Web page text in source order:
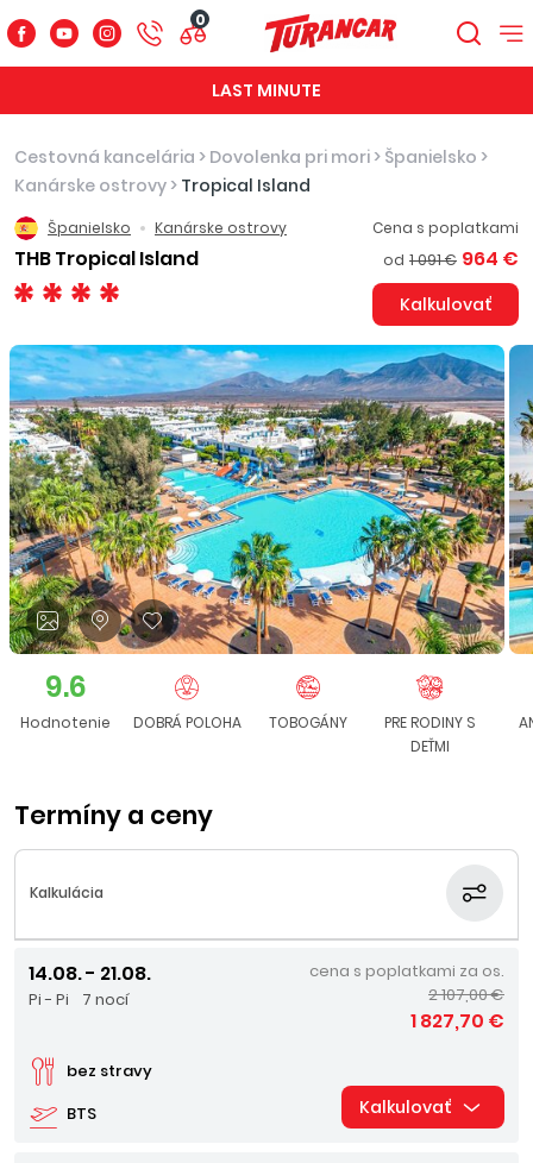
0
LAST MINUTE
Cestovná kancelária > Dovolenka pri mori > Španielsko >
Kanárske ostrovy > Tropical Island
Španielsko Kanárske ostrovy
THB Tropical Island
Cena s poplatkami
od 1 091 € 964 €
Kalkulovať
9.6
Hodnotenie DOBRÁ POLOHA TOBOGÁNY
PRE RODINY S
DEŤMI
Termíny a ceny
Kalkulácia
14.08. - 21.08.
Pi - Pi 7 nocí
BTS
bez stravy
cena s poplatkami za os.
2 107,00 €
1 827,70 €
Kalkulovať